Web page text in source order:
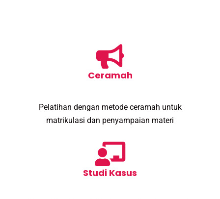
Ceramah
Pelatihan dengan metode ceramah untuk
matrikulasi dan penyampaian materi
Studi Kasus